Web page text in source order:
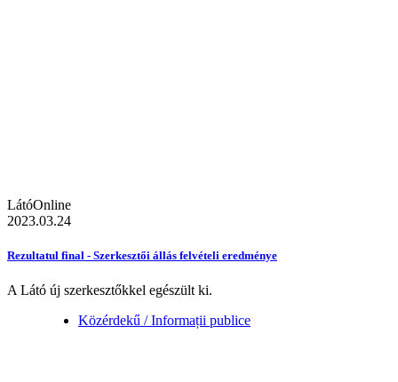
LátóOnline
2023.03.24
Rezultatul final - Szerkesztői állás felvételi eredménye
A Látó új szerkesztőkkel egészült ki.
Közérdekű / Informații publice